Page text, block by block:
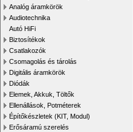
Analóg áramkörök
Audiotechnika
Autó HiFi
Biztosítékok
Csatlakozók
Csomagolás és tárolás
Digitális áramkörök
Diódák
Elemek, Akkuk, Töltők
Ellenállások, Potméterek
Építőkészletek (KIT, Modul)
Erősáramú szerelés